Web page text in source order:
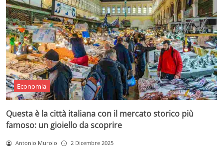
Economia
Questa è la città italiana con il mercato storico più
famoso: un gioiello da scoprire
Antonio Murolo 2 Dicembre 2025